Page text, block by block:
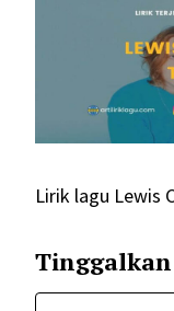
Lirik lagu Lewis